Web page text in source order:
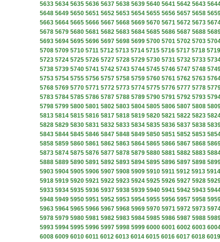
5633 5634 5635 5636 5637 5638 5639 5640 5641 5642 5643
5648 5649 5650 5651 5652 5653 5654 5655 5656 5657 5658
5663 5664 5665 5666 5667 5668 5669 5670 5671 5672 5673
5678 5679 5680 5681 5682 5683 5684 5685 5686 5687 5688
5693 5694 5695 5696 5697 5698 5699 5700 5701 5702 5703
5708 5709 5710 5711 5712 5713 5714 5715 5716 5717 5718 5719
5723 5724 5725 5726 5727 5728 5729 5730 5731 5732 5733
5738 5739 5740 5741 5742 5743 5744 5745 5746 5747 5748
5753 5754 5755 5756 5757 5758 5759 5760 5761 5762 5763
5768 5769 5770 5771 5772 5773 5774 5775 5776 5777 5778
5783 5784 5785 5786 5787 5788 5789 5790 5791 5792 5793
5798 5799 5800 5801 5802 5803 5804 5805 5806 5807 5808
5813 5814 5815 5816 5817 5818 5819 5820 5821 5822 5823
5828 5829 5830 5831 5832 5833 5834 5835 5836 5837 5838
5843 5844 5845 5846 5847 5848 5849 5850 5851 5852 5853
5858 5859 5860 5861 5862 5863 5864 5865 5866 5867 5868
5873 5874 5875 5876 5877 5878 5879 5880 5881 5882 5883
5888 5889 5890 5891 5892 5893 5894 5895 5896 5897 5898
5903 5904 5905 5906 5907 5908 5909 5910 5911 5912 5913 5914
5918 5919 5920 5921 5922 5923 5924 5925 5926 5927 5928
5933 5934 5935 5936 5937 5938 5939 5940 5941 5942 5943
5948 5949 5950 5951 5952 5953 5954 5955 5956 5957 5958
5963 5964 5965 5966 5967 5968 5969 5970 5971 5972 5973
5978 5979 5980 5981 5982 5983 5984 5985 5986 5987 5988
5993 5994 5995 5996 5997 5998 5999 6000 6001 6002 6003
6008 6009 6010 6011 6012 6013 6014 6015 6016 6017 6018 6019